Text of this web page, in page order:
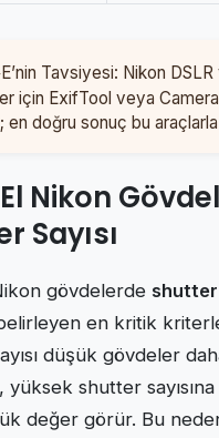
Tavsiyesi: Nikon
için ExifTool veya
en doğru sonuç bu
Nikon
Sayısı
gövdelerde shutter
en kritik
düşük gövdeler
yüksek shutter
değer görür. Bu